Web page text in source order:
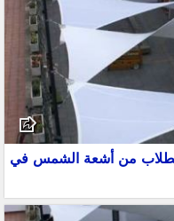
من أشعة الشمس في